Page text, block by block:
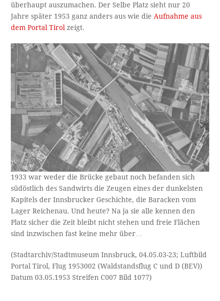
überhaupt auszumachen. Der Selbe Platz sieht nur 20
Jahre später 1953 ganz anders aus wie die Aufnahme aus
dem Portal Tirolzeigt.
1933 war weder die Brücke gebaut noch befanden sich
südöstlich des Sandwirts die Zeugen eines der dunkelsten
Kapitels der Innsbrucker Geschichte, die Baracken vom
Lager Reichenau. Und heute? Na ja sie alle kennen den
Platz sicher die Zeit bleibt nicht stehen und freie Flächen
sind inzwischen fast keine mehr über…
(Stadtarchiv/Stadtmuseum Innsbruck, 04.05.03-23; Luftbild
Portal Tirol, Flug 1953002 (Waldstandsflug C und D (BEV))
Datum 03.05.1953 Streifen C007 Bild 1077)